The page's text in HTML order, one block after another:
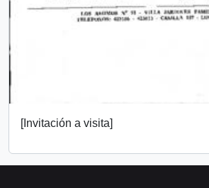
[Invitación a visita]